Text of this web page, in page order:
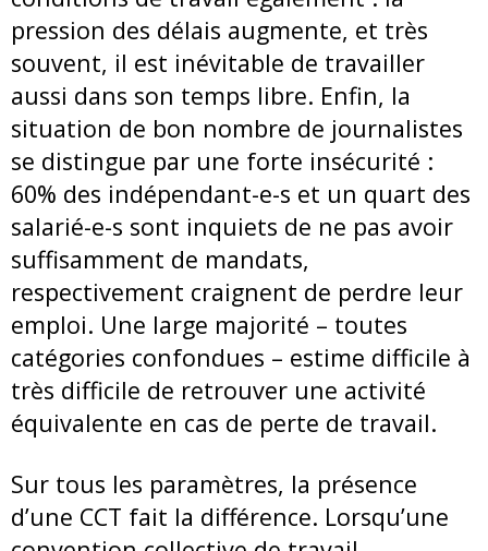
pression des délais augmente, et très
souvent, il est inévitable de travailler
aussi dans son temps libre. Enfin, la
situation de bon nombre de journalistes
se distingue par une forte insécurité :
60% des indépendant-e-s et un quart des
salarié-e-s sont inquiets de ne pas avoir
suffisamment de mandats,
respectivement craignent de perdre leur
emploi. Une large majorité – toutes
catégories confondues – estime difficile à
très difficile de retrouver une activité
équivalente en cas de perte de travail.
Sur tous les paramètres, la présence
d’une CCT fait la différence. Lorsqu’une